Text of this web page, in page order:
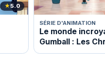
★5.0
SÉRIE D'ANIMATION
Le monde
Gumball : Les
de Gumball